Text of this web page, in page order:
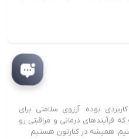
بوده. آرزوی سلامتی برای
فرآیندهای درمانی و مراقبتی رو
کنیم. همیشه در کنارتون هستیم